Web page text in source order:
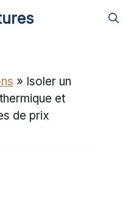
» Isoler un
et
de prix